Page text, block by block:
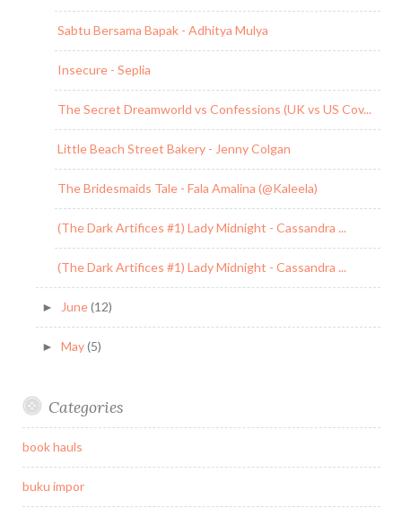
Sabtu Bersama Bapak - Adhitya Mulya
Insecure - Seplia
The Secret Dreamworld vs Confessions (UK vs US Cov...
Little Beach Street Bakery - Jenny Colgan
The Bridesmaids Tale - Fala Amalina (@Kaleela)
(The Dark Artifices #1) Lady Midnight - Cassandra ...
(The Dark Artifices #1) Lady Midnight - Cassandra ...
► June(12)
► May(5)
Categories
book hauls
buku impor